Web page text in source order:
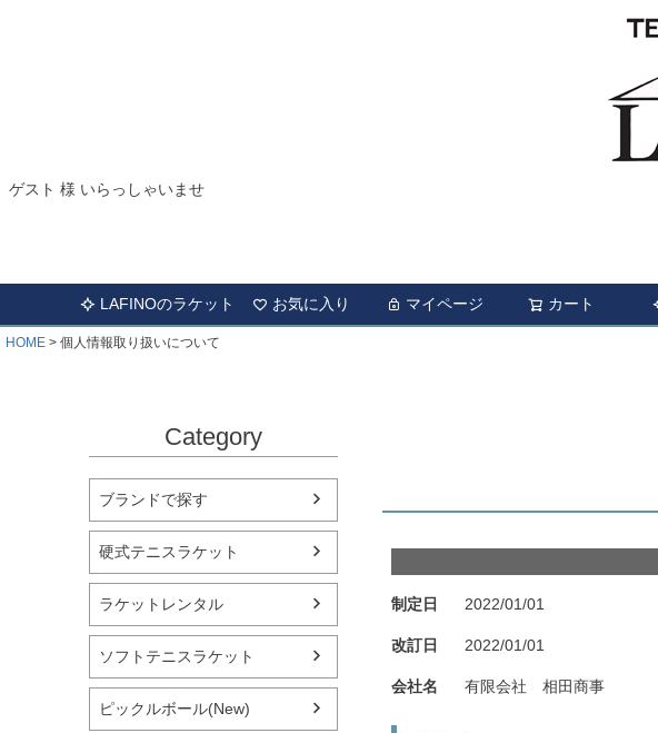
ゲスト 様 いらっしゃいませ
LAFINOのラケット お気に入り マイページ カート
HOME 個人情報取り扱いについて
Category
ブランドで探す
硬式テニスラケット
ラケットレンタル
ソフトテニスラケット
ピックルボール(New)
制定日 2022/01/01
改訂日 2022/01/01
会社名 有限会社 相田商事